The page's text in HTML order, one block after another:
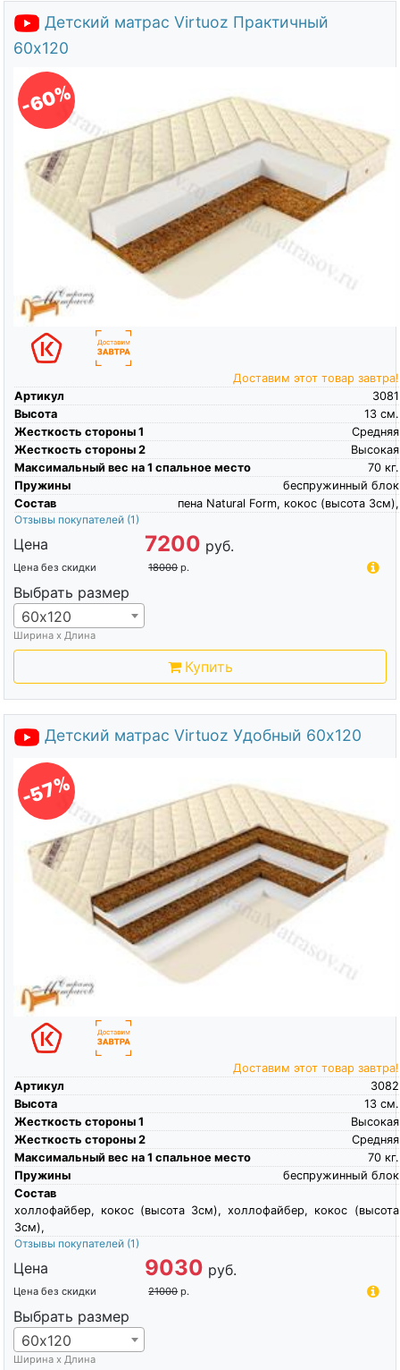
Детский матрас Virtuoz Практичный
60х120
-60%
Доставим этот товар завтра!
Артикул
3081
Высота
см.
13
Жесткость стороны 1
Средняя
Жесткость стороны 2
Высокая
Максимальный вес на 1 спальное место
кг.
70
Пружины
беспружинный блок
Состав
пена Natural Form, кокос (высота 3см),
Отзывы покупателей (1)
Цена 7200 руб.
Цена без скидки 18000 р.
Выбрать размер
60х120
Ширина х Длина
Купить
Детский матрас Virtuoz Удобный 60х120
-57%
Доставим этот товар завтра!
Артикул
3082
Высота
см.
13
Жесткость стороны 1
Высокая
Жесткость стороны 2
Средняя
Максимальный вес на 1 спальное место
кг.
70
Пружины
беспружинный блок
Состав
холлофайбер, кокос (высота 3см), холлофайбер, кокос (высота
3см),
Отзывы покупателей (1)
Цена 9030 руб.
Цена без скидки 21000 р.
Выбрать размер
60х120
Ширина х Длина